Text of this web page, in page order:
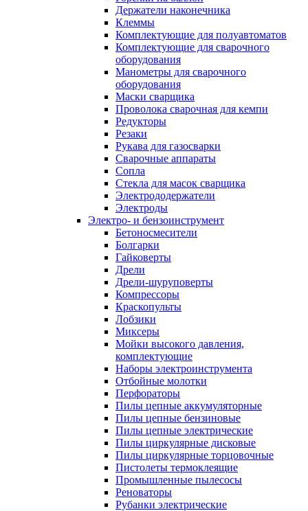
Держатели наконечника
Клеммы
Комплектующие для полуавтоматов
Комплектующие для сварочного
оборудования
Манометры для сварочного
оборудования
Маски сварщика
Проволока сварочная для кемпи
Редукторы
Резаки
Рукава для газосварки
Сварочные аппараты
Сопла
Стекла для масок сварщика
Электрододержатели
Электроды
Электро- и бензоинструмент
Бетоносмесители
Болгарки
Гайковерты
Дрели
Дрели-шуруповерты
Компрессоры
Краскопульты
Лобзики
Миксеры
Мойки высокого давления,
комплектующие
Наборы электроинструмента
Отбойные молотки
Перфораторы
Пилы цепные аккумуляторные
Пилы цепные бензиновые
Пилы цепные электрические
Пилы циркулярные дисковые
Пилы циркулярные торцовочные
Пистолеты термоклеящие
Промышленные пылесосы
Реноваторы
Рубанки электрические